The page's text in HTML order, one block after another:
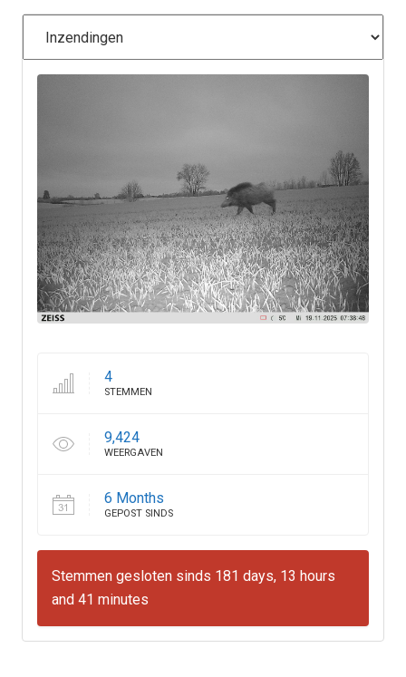
4
STEMMEN
9,424
WEERGAVEN
6 Months
GEPOST SINDS
Stemmen gesloten sinds 181 days, 13 hours
and 41 minutes